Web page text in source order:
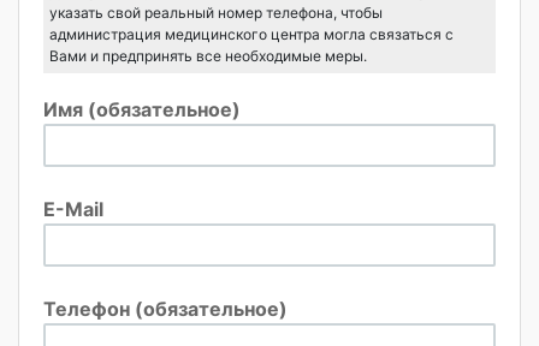
указать свой реальный номер телефона, чтобы
администрация медицинского центра могла связаться с
Вами и предпринять все необходимые меры.
Имя (обязательное)
E-Mail
Телефон (обязательное)